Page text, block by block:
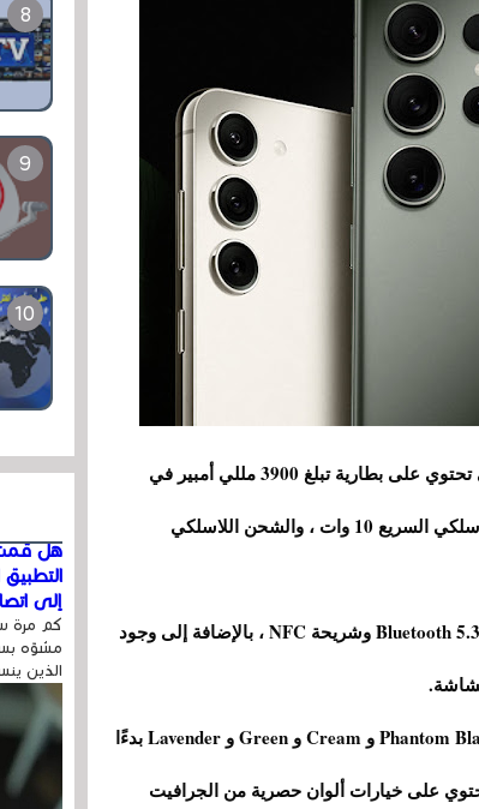
الكاميرا الأمامية 12 ميجا بيكسل. فيما يتعلق بالاستقلالية ، فهي تحتوي على بطارية تبلغ 3900 مللي أمبير في
الساعة ، مع دعم لشحن الكابلات بسرعة 25 وات ، والشحن اللاسلكي السريع 10 وات ، والشحن اللاسلكي
لا يوجد نقص في الاتصال ، حيث لدي الهاتف 5G و WiFi 6E و Bluetooth 5.3 وشريحة NFC ، بالإضافة إلى وجود
سيتمكن المستخدمون من اختيار وحداتهم بين خيارات ألوان Phantom Black و Cream و Green و Lavender بدءًا
تحتوي على خيارات ألوان حصرية من الجرافيت
هل قمت
إلى
كم مرة
مشوّه
الذين